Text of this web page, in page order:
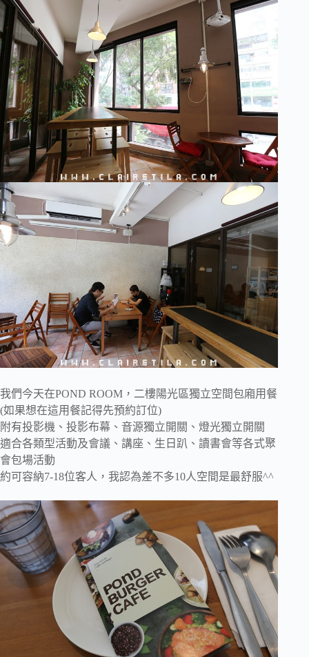
我們今天在POND ROOM，二樓陽光區獨立空間包廂用餐
(如果想在這用餐記得先預約訂位)
附有投影機、投影布幕、音源獨立開關、燈光獨立開關
適合各類型活動及會議、講座、生日趴、讀書會等各式聚
會包場活動
約可容納7-18位客人，我認為差不多10人空間是最舒服^^